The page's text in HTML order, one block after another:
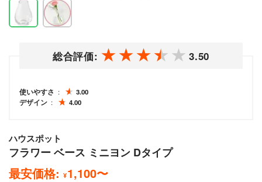
総合評価: 3.50
使いやすさ
3.00
デザイン
4.00
ハウスポット
フラワー ベース ミニヨン Dタイプ
最安価格: ¥1,100〜